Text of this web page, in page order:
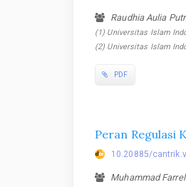
Raudhia Aulia
(1) Universitas Islam
(2) Universitas Islam
PDF
Peran Regulasi
10.20885/
Muhammad